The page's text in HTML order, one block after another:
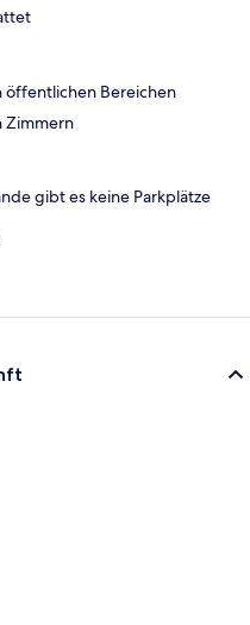
öffentlichen Bereichen
Zimmern
gibt es keine Parkplätze